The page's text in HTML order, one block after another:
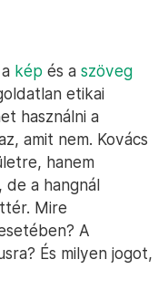
kép és a szöveg
etikai
használni a
amit nem. Kovács
hanem
de a hangnál
Mire
A
És milyen jogot,